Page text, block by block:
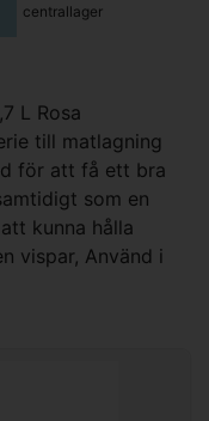
centrallager
L Rosa
till matlagning
för att få ett bra
som en
kunna hålla
vispar, Använd i